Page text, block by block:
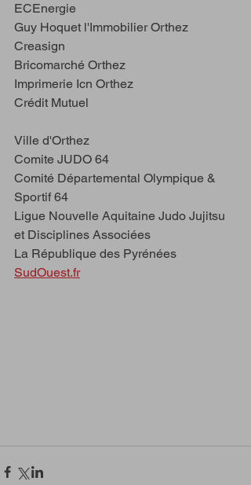
ECEnergie
Guy Hoquet l'Immobilier Orthez
Creasign
Bricomarché Orthez
Imprimerie Icn Orthez
Crédit Mutuel
Ville d'Orthez
Comite JUDO 64
Comité Départemental Olympique &
Sportif 64
Ligue Nouvelle Aquitaine Judo Jujitsu
et Disciplines Associées
La République des Pyrénées
SudOuest.fr